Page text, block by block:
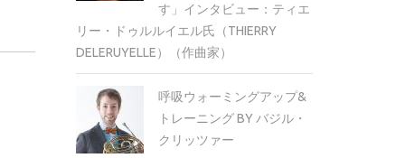
す」インタビュー：ティエ
リー・ドゥルルイエル氏（THIERRY
DELERUYELLE）（作曲家）
呼吸ウォーミングアップ&
トレーニング BY バジル・
クリッツァー